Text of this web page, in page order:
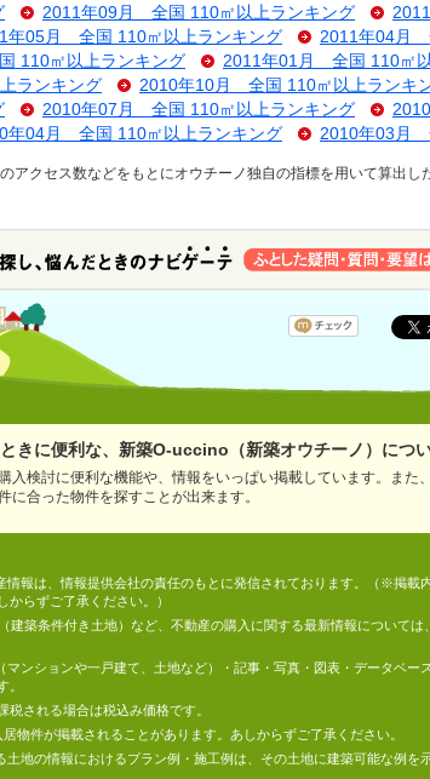
2011年09月 全国 110㎡以上ランキング
年05月 全国 110㎡以上ランキング 2011年04月
110㎡以上ランキング 2011年01月 全国 110㎡
ランキング
2010年10月 全国 110㎡以上ランキ
2010年07月 全国 110㎡以上ランキング
年04月 全国 110㎡以上ランキング 2010年03月
アクセス数などをもとにオウチーノ独自の指標を用いて算出し
きに便利な、新築O-uccino（新築オウチーノ）につ
入検討に便利な機能や、情報をいっぱい掲載しています。ま
に合った物件を探すことが出来ます。
報は、情報提供会社の責任のもとに発信されております。（※掲
らずご了承ください。）
建築条件付き土地）など、不動産の購入に関する最新情報について
ンションや一戸建て、土地など）・記事・写真・図表・データベ
。
される場合は税込み価格です。
物件が掲載されることがあります。あしからずご了承ください。
地の情報におけるプラン例・施工例は、その土地に建築可能な例を